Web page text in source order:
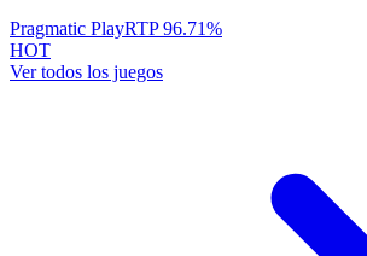
Pragmatic PlayRTP96.71%
HOT
Ver todos los juegos